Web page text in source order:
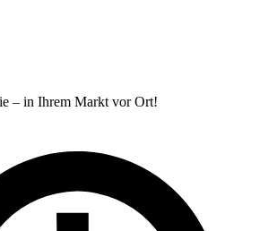
– in Ihrem Markt vor Ort!